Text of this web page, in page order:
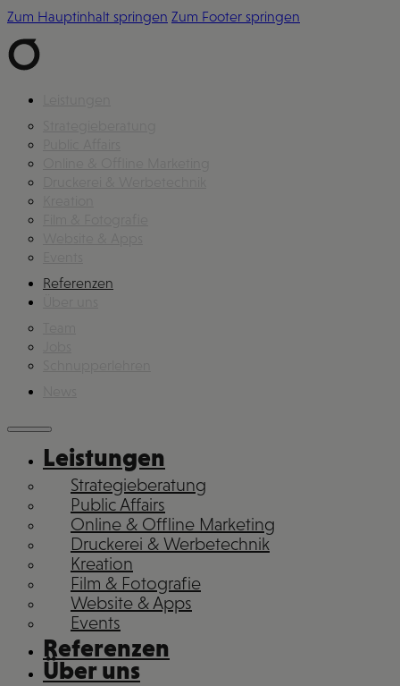
Zum Hauptinhalt springen Zum Footer springen
Referenzen
Leistungen
Strategieberatung
Public Affairs
Online & Offline Marketing
Druckerei & Werbetechnik
Kreation
Film & Fotografie
Website & Apps
Events
Referenzen
Über uns